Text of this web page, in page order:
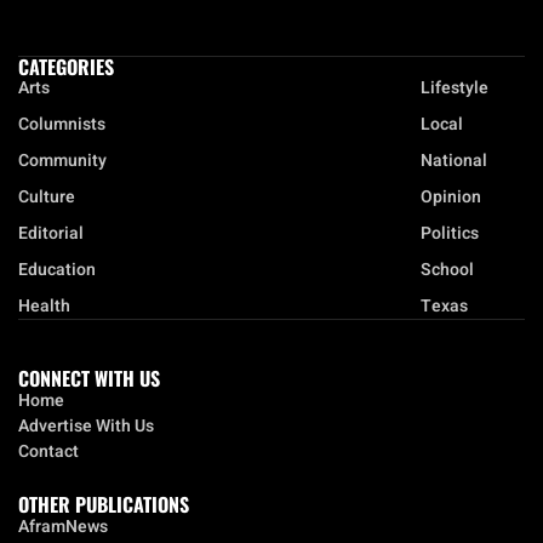
CATEGORIES
Arts
Columnists
Community
Culture
Editorial
Education
Health
Lifestyle
Local
National
Opinion
Politics
School
Texas
CONNECT WITH US
Home
Advertise With Us
Contact
OTHER PUBLICATIONS
AframNews